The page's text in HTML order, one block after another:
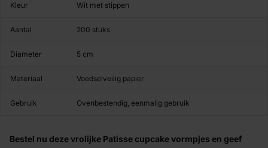
Kleur Wit met stippen
Aantal 200 stuks
Diameter 5 cm
Materiaal Voedselveilig papier
Gebruik Ovenbestendig, eenmalig gebruik
Bestel nu deze vrolijke Patisse cupcake vormpjes en geef